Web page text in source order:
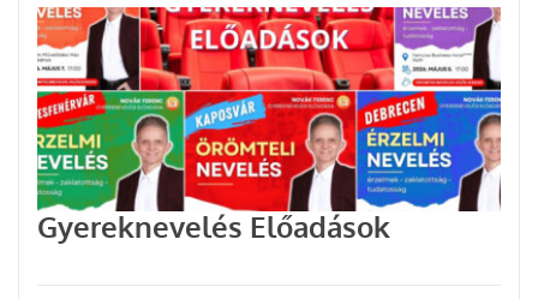
Gyereknevelés Előadások